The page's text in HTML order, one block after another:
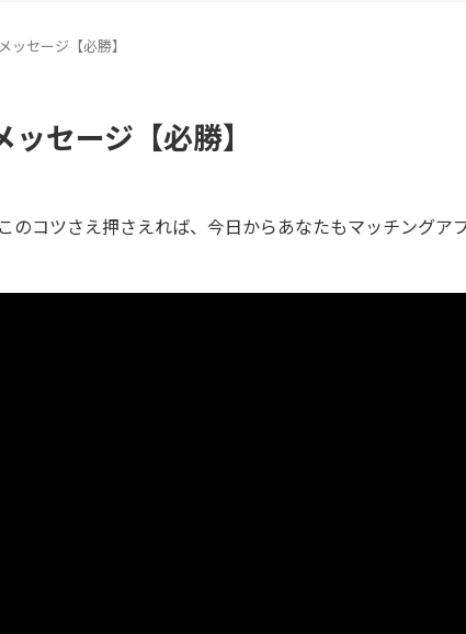
ッセージ【必勝】
セージ【必勝】
コツさえ押さえれば、今日からあなたもマッチングア